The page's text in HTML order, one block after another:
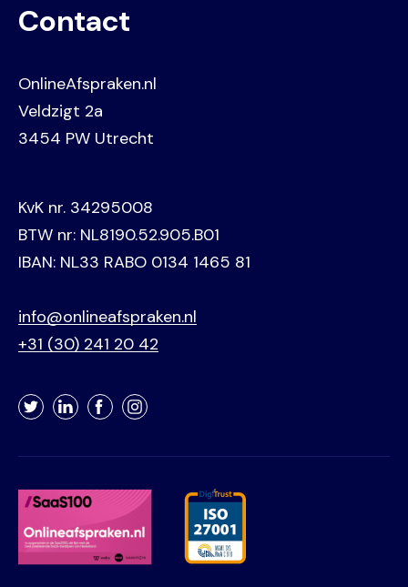
Contact
OnlineAfspraken.nl
Veldzigt 2a
3454 PW Utrecht
KvK nr. 34295008
BTW nr: NL8190.52.905.B01
IBAN: NL33 RABO 0134 1465 81
info@onlineafspraken.nl
+31 (30) 241 20 42
TwitterLinkedInFacebookInstagram